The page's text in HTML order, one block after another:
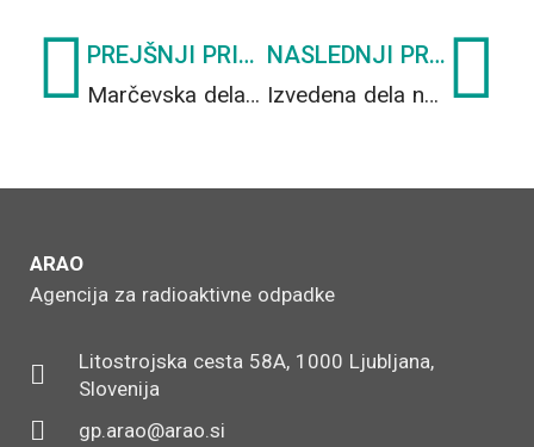
Prev PREJŠNJI PRISPEVEK
Marčevska dela na gradbišču odlagališča NSRAO v novem, 1-minutnem videu
NASLEDNJI PRISPEVEK
Izvedena dela na gradbišču ob koncu marca
ARAO
Agencija za radioaktivne odpadke
Litostrojska cesta 58A, 1000 Ljubljana,
Slovenija
gp.arao@arao.si